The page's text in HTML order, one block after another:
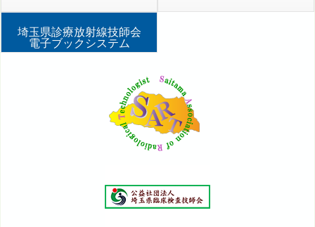
埼玉県診療放射線技師会
電子ブックシステム